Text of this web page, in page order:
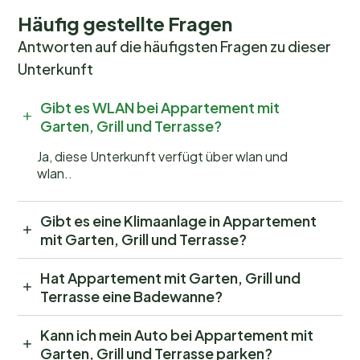
Häufig gestellte Fragen
Antworten auf die häufigsten Fragen zu dieser
Unterkunft
Gibt es WLAN bei Appartement mit
Garten, Grill und Terrasse?
Ja, diese Unterkunft verfügt über wlan und
wlan..
Gibt es eine Klimaanlage in Appartement
mit Garten, Grill und Terrasse?
Hat Appartement mit Garten, Grill und
Terrasse eine Badewanne?
Kann ich mein Auto bei Appartement mit
Garten, Grill und Terrasse parken?